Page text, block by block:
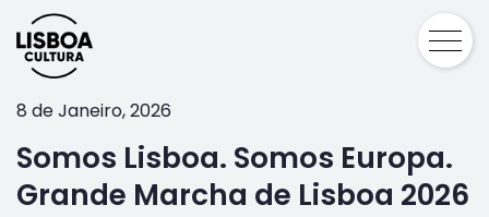
8 de Janeiro, 2026
Somos Lisboa. Somos Europa.
Grande Marcha de Lisboa 2026